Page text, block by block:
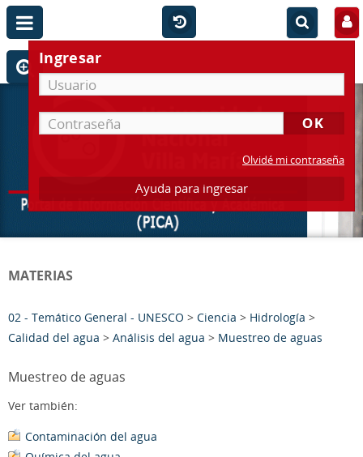
Ingresar
Olvidé mi contraseña
Ayuda para ingresar
MATERIAS
02 - Temático General - UNESCO > Ciencia > Hidrología >
Calidad del agua > Análisis del agua > Muestreo de aguas
Muestreo de aguas
Ver también:
Contaminación del agua